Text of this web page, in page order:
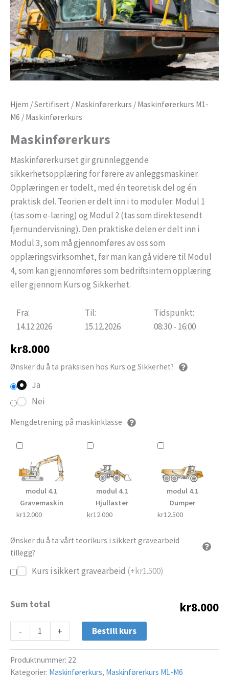
Hjem /Sertifisert / Maskinførerkurs / Maskinførerkurs M1-
M6 / Maskinførerkurs
Maskinførerkurs
Maskinførerkurset gir grunnleggende
sikkerhetsopplæring for førere av anleggsmaskiner.
Opplæringen er todelt, med én teoretisk del og én
praktisk del. Teorien er delt inn i to moduler: Modul 1
(tas som e-læring) og Modul 2 (tas som direktesendt
fjernundervisning). Den praktiske delen er delt inn i
Modul 3, som må gjennomføres av oss som
opplæringsvirksomhet, før man kan gå videre til Modul
4, som kan gjennomføres som bedriftsintern opplæring
eller gjennom Kurs og Sikkerhet.
Fra:
14.12.2026
Til:
15.12.2026
Tidspunkt:
08:30 - 16:00
kr8.000
Ønsker du å ta praksisen hos Kurs og Sikkerhet?
Ja
Nei
Mengdetrening på maskinklasse
modul 4.1
Gravemaskin
kr12.000
modul 4.1
Hjullaster
kr12.000
modul 4.1
Dumper
kr12.500
Ønsker du å ta vårt teorikurs i sikkert gravearbeid
tillegg?
Kurs i sikkert gravearbeid (+kr1.500)
Sum total kr8.000
- + Bestill kurs
Produktnummer: 22
Kategorier: Maskinførerkurs, Maskinførerkurs M1-M6